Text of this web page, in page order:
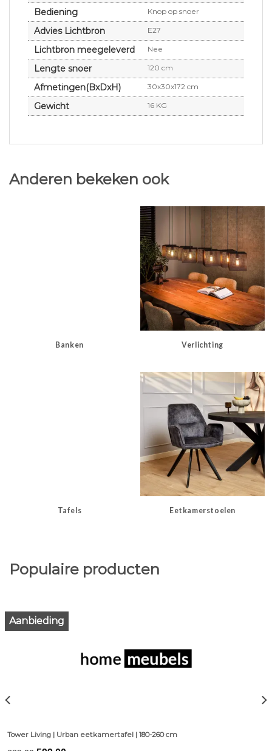
Bediening Knop op snoer
Advies Lichtbron E27
Lichtbron meegeleverd Nee
Lengte snoer 120 cm
Afmetingen(BxDxH) 30x30x172 cm
Gewicht 16 KG
Anderen bekeken ook
Banken Verlichting
Tafels Eetkamerstoelen
Populaire producten
Aanbieding
Tower Living | Urban eetkamertafel | 180-260 cm